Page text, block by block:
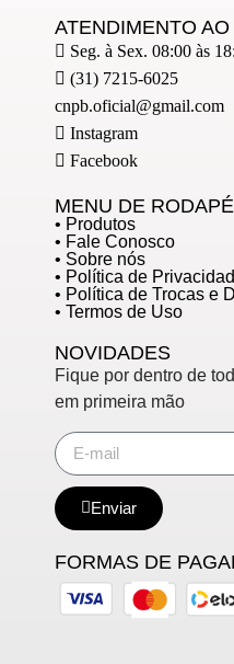
ATENDIMENTO
Seg. à Sex. 08:00 às
(31) 7215-6025
cnpb.oficial@gmail.com
Instagram
Facebook
MENU DE RODAPÉ
• Produtos
• Fale Conosco
• Sobre nós
• Política de
• Política de Trocas e
• Termos de Uso
NOVIDADES
Fique por dentro de
em primeira mão
Enviar
FORMAS DE